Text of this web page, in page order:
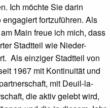
Ich möchte Sie darin
fortzuführen. Als
Main freue ich mich, dass
Stadtteil wie Nieder-
Als einziger Stadtteil von
1967 mit Kontinuität und
mit Deuil-la-
die aktiv gelebt wird,